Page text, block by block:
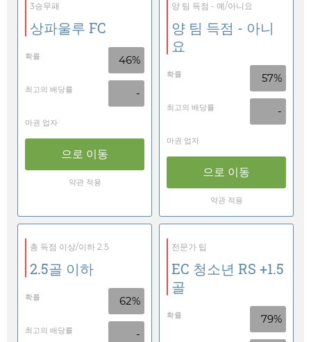
3승무패
상파울루 FC
확률 46%
최고의 배당률 -
마권 업자
으로 이동
약관 적용
양 팀 득점 - 예/아니요
양 팀 득점 - 아니
요
확률 57%
최고의 배당률 -
마권 업자
으로 이동
약관 적용
총 득점 이상/이하 2.5
2.5골 이하
확률 62%
최고의 배당률 -
전문가 팁
EC 청소년 RS +1.5
골
확률 79%